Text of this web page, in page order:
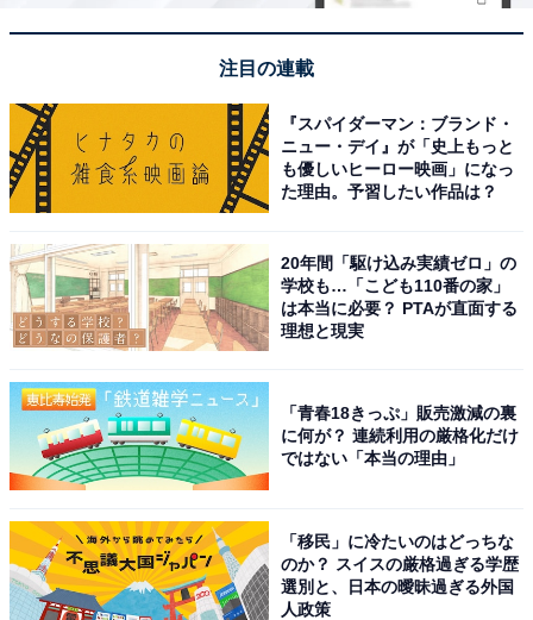
言葉じゃない、ちゃんと向き合って寄り添うような態度
くれた先生』でジーンとした」「アカンなこれは牧野先
生さすがに初恋泥棒すぎる」などのコメントが寄せられ
ています。
画像出典：日本テレビ『放課後カルテ』 公式Webサイト
注目の連載
『スパイダーマン：ブランド・
ニュー・デイ』が「史上もっと
も優しいヒーロー映画」になっ
た理由。予習したい作品は？
20年間「駆け込み実績ゼロ」の
学校も…「こども110番の家」
は本当に必要？ PTAが直面する
理想と現実
「青春18きっぷ」販売激減の裏
に何が？ 連続利用の厳格化だけ
ではない「本当の理由」
「移民」に冷たいのはどっちな
のか？ スイスの厳格過ぎる学歴
選別と、日本の曖昧過ぎる外国
人政策